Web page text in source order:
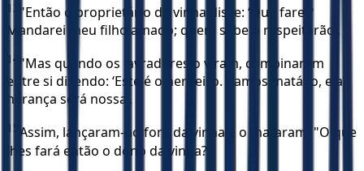
13 "Então o proprietário da vinha disse: ‘Que farei?
Mandarei meu filho amado; quem sabe o respeitarão’.
14 "Mas quando os lavradores o viram, combinaram
entre si dizendo: ‘Este é o herdeiro. Vamos matá-lo, e a
herança será nossa’.
15 Assim, lançaram-no fora da vinha e o mataram. "O que
lhes fará então o dono da vinha?